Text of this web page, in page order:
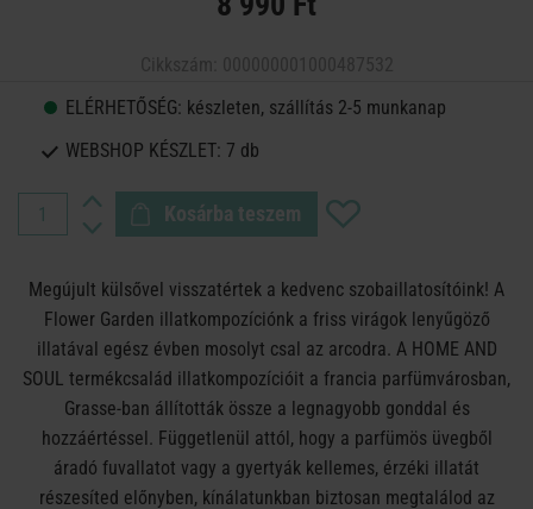
ELÉRHETŐSÉG: készleten, szállítás 2-5 munkanap
WEBSHOP KÉSZLET: 7 db
Kosárba teszem
Megújult külsővel visszatértek a kedvenc szobaillatosítóink! A
Flower Garden illatkompozíciónk a friss virágok lenyűgöző
illatával egész évben mosolyt csal az arcodra. A HOME AND
SOUL termékcsalád illatkompozícióit a francia parfümvárosban,
Grasse-ban állították össze a legnagyobb gonddal és
hozzáértéssel. Függetlenül attól, hogy a parfümös üvegből
áradó fuvallatot vagy a gyertyák kellemes, érzéki illatát
részesíted előnyben, kínálatunkban biztosan megtalálod az